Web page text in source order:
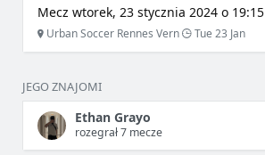
Mecz wtorek, 23 stycznia 2024 o 19:15
Urban Soccer Rennes Vern Tue 23 Jan
JEGO ZNAJOMI
Ethan Grayo
rozegrał 7 mecze